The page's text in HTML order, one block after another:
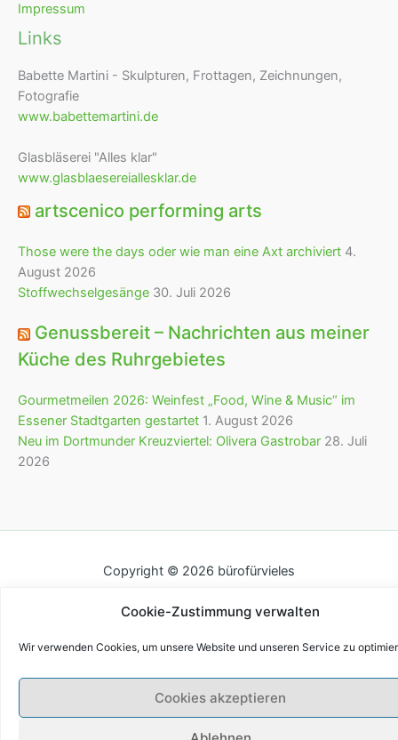
Cookie-Zustimmung verwalten
Wir verwenden Cookies, um unsere Website und unseren Service zu
Cookies akzeptieren
Impressum
Links
Babette Martini - Skulpturen, Frottagen, Zeichnungen,
Fotografie
www.babettemartini.de
Glasbläserei "Alles klar"
www.glasblaesereiallesklar.de
artscenico performing arts
Those were the days oder wie man eine Axt archiviert 4.
August 2026
Stoffwechselgesänge 30. Juli 2026
Genussbereit – Nachrichten aus meiner
Küche des Ruhrgebietes
Gourmetmeilen 2026: Weinfest „Food, Wine & Music“ im
Essener Stadtgarten gestartet 1. August 2026
Neu im Dortmunder Kreuzviertel: Olivera Gastrobar 28. Juli
2026
Copyright © 2026 bürofürvieles